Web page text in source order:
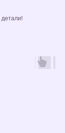
детали!